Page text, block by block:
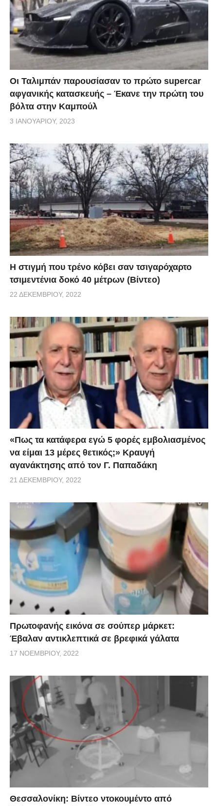
Οι Ταλιμπάν παρουσίασαν το πρώτο supercar
αφγανικής κατασκευής – Έκανε την πρώτη του
βόλτα στην Καμπούλ
3 ΙΑΝΟΥΑΡΊΟΥ, 2023
H στιγμή που τρένο κόβει σαν τσιγαρόχαρτο
τσιμεντένια δοκό 40 μέτρων (Βίντεο)
22 ΔΕΚΕΜΒΡΊΟΥ, 2022
«Πως τα κατάφερα εγώ 5 φορές εμβoλιασμένος
να είμαι 13 μέρες θετικός;» Κραυγή
αγανάκτησης από τον Γ. Παπαδάκη
21 ΔΕΚΕΜΒΡΊΟΥ, 2022
Πρωτοφανής εικόνα σε σούπερ μάρκετ:
Έβαλαν αντικλεπτικά σε βρεφικά γάλατα
17 ΝΟΕΜΒΡΊΟΥ, 2022
Θεσσαλονίκη: Βίντεο ντοκουμέντο από